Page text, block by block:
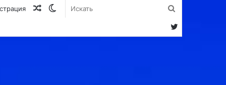
Switch
Случайная
Twitter